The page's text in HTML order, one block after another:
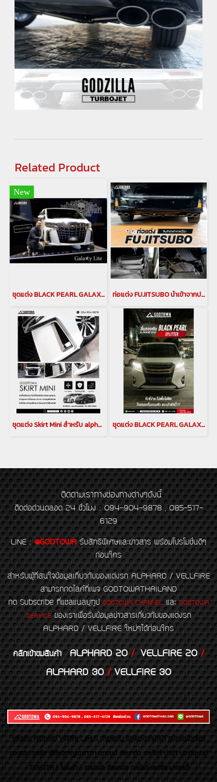
Related Product
New
ชุดแต่ง BLACK PEARL GALAXI LITE ชุดแต่ง alphard ปี 2018-2022 ALPHARD BODY KITS ชุดแต่งแบล็คเพิร์ล ของแต่งอัลพาร์ด Alphard Accessories japan style galaxilite ท่อแต่ง FUJITSUBO นำเข้าจากประเทศญี่ปุ่น สำหรับรถยนต์ ALPHARD / VELLFIRE 30 รุ่นปี 2015-2022
ชุดแต่ง Skirt Mini สำหรับ alphard ปี 2018-2022 ALPHARD BODY KITS ชุดแต่งสเกิร์ตมินิ ของแต่งอัลพาร์ด Alphard Accessories ชุดแต่ง BLACK PEARL GALAXI LITE ชุดแต่ง alphard ปี 2018-2022 ALPHARD BODY KITS ชุดแต่งแบล็คเพิร์ล ของแต่งอัลพาร์ด Alphard Accessories japan style galaxilite(copy)(copy)
ติดตามเราทางช่องทางต่างๆดังนี้
ติดต่อด่วนตลอด 24 ชั่วโมง : 094-904-9878 , 085-517-
6129
LINE : @GODTOWA รับสิทธิพิเศษและข่าวสาร พร้อมโปรโมชั่นดีๆ
ก่อนใคร
สำหรับผู้ที่สนใจข้อมูลเกี่ยวกับของแต่งรถ ALPHARD / VELLFIRE
สามารถกดไลค์ที่เพจ GODTOWATHAILAND
กด Subscribe ที่แชลแนลยูทูป GODTOWA CHANNELและGODTOWA
SERVICEของเราเพื่อรับข้อมูลข่าวสารเกี่ยวกับของแต่งรถ
ALPHARD / VELLFIRE ใหม่ๆได้ก่อนใคร
คลิกเข้าชมสินค้า ALPHARD 20/VELLFIRE 20/
ALPHARD 30/VELLFIRE 30
ของเเต่ง Alphard Vellfire Lexus Majesty ของเเต่งรถนำเข้า อุปกรณ์ตกแต่ง
ของแต่ง ชุดล้อ ผู้เชี่ยวชาญเฉพาะทางรถยนต์ อัลพาร์ด เวลไฟร์ นำเข้า ประดับยนต์
TOYOTA ( โตโยต้า ) รถนำเข้า อัลพาร์ด เวลไฟร์ เลกซัส มาเจสตี้